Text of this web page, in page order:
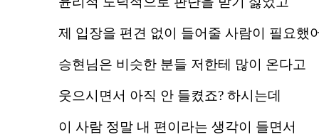
제 입장을 편견 없이 들어줄 사람이 필요했
승현님은 비슷한 분들 저한테 많이 온다고
웃으시면서 아직 안 들켰죠? 하시는데
이 사람 정말 내 편이라는 생각이 들면서